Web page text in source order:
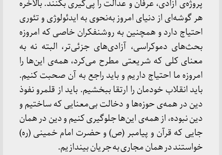
پروژه‌ی آزادی، عرفان و عدالت را پی‌گیری بکنند. بالاخره
هر گوشه‌ای از دنیای امروز به‌نحوی به ایدئولوژی و تئوری
احتیاج دارد و همچنین به روشنفکران خاصی که امروزه
بحث‌های دموکراسی، آزادی‌های جزئی‌تر، البته نه به
معنای کلی که شریعتی مطرح می‌کرد، همه‌ی این‌ها را
امروزه ما احتیاج داریم و باید راجع به آن صحبت کنیم.
باید انقلاب خودمان را ارتقا ببخشیم. باید از قلمرو نفوذ
دین در همه‌ی حوزه‌ها و دخالت بی‌معنایی که ساختیم و
دین نبوده، از همه‌ی این‌ها جلوگیری کنیم و دین در همان
جایی که قرآن و پیامبر (ص) و حضرت امام خمینی (ره)
خواستند در همان مجاری به جریان بیندازیم.